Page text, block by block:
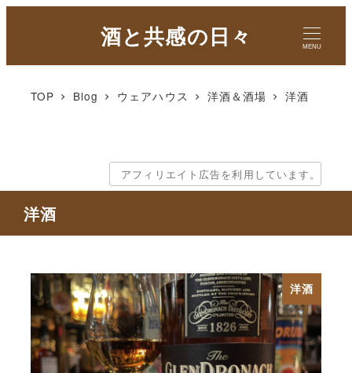
酒と共感の日々 MENU
TOP Blog ウェアハウス 洋酒＆酒場 洋酒
アフィリエイト広告を利用しています。
洋酒
洋酒